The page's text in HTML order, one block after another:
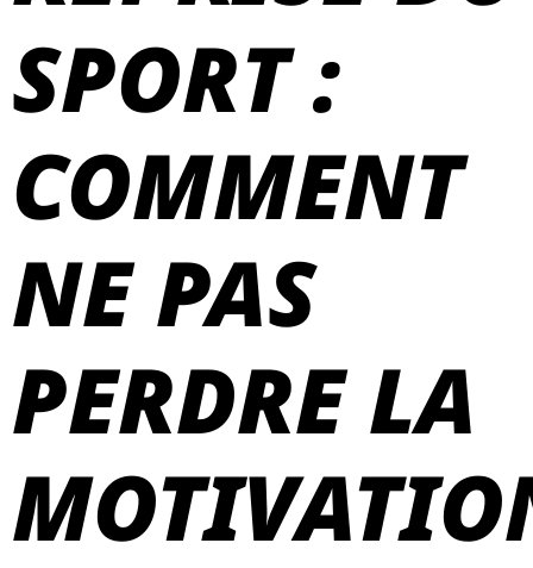
SPORT :
COMMENT
NE PAS
PERDRE LA